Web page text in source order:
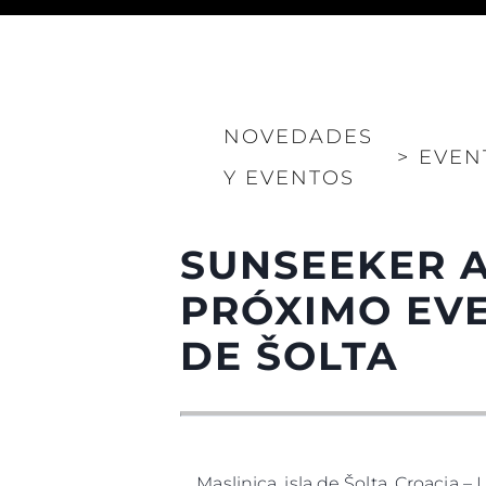
NOVEDADES
Y EVENTOS
>
SUNSEEKER
PRÓXIMO
DE ŠOLTA
Contacto
Preferencias De